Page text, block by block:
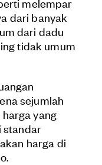
dari banyak
dari dadu
tidak umum
sejumlah
yang
standar
harga di